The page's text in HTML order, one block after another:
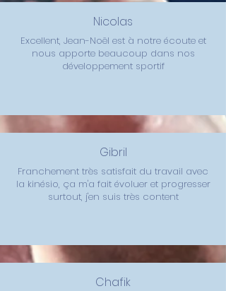
Nicolas
Excellent, Jean-Noël est à notre écoute et
nous apporte beaucoup dans nos
développement sportif
Gibril
Franchement très satisfait du travail avec
la kinésio, ça m'a fait évoluer et progresser
surtout, j'en suis très content
Chafik